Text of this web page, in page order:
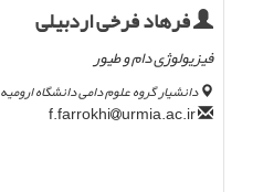
فرهاد فرخی اردبیلی
فیزیولوژی دام و طیور
دانشیار گروه علوم دامی دانشگاه ارومیه
urmia.ac.ir